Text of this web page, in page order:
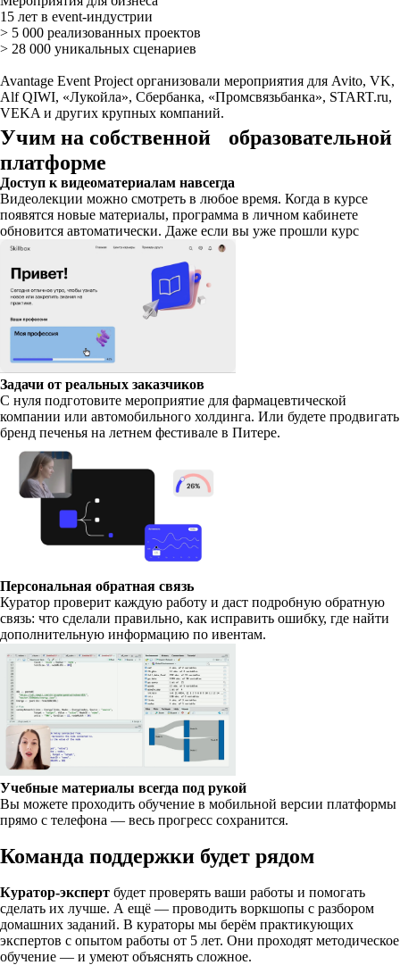
15 лет в event-индустрии
> 5 000 реализованных проектов
> 28 000 уникальных сценариев
Avantage Event Project организовали мероприятия для Avito, VK,
Alf QIWI, «Лукойла», Сбербанка, «Промсвязьбанка», START.ru,
VEKA и других крупных компаний.
Учим на собственной образовательной
платформе
Доступ к видеоматериалам навсегда
Видеолекции можно смотреть в любое время. Когда в курсе
появятся новые материалы, программа в личном кабинете
обновится автоматически. Даже если вы уже прошли курс
Задачи от реальных заказчиков
С нуля подготовите мероприятие для фармацевтической
компании или автомобильного холдинга. Или будете продвигать
бренд печенья на летнем фестивале в Питере.
Персональная обратная связь
Куратор проверит каждую работу и даст подробную обратную
связь: что сделали правильно, как исправить ошибку, где найти
дополнительную информацию по ивентам.
Учебные материалы всегда под рукой
Вы можете проходить обучение в мобильной версии платформы
прямо с телефона — весь прогресс сохранится.
Команда поддержки будет рядом
Куратор-эксперт будет проверять ваши работы и помогать
сделать их лучше. А ещё — проводить воркшопы с разбором
домашних заданий. В кураторы мы берём практикующих
экспертов с опытом работы от 5 лет. Они проходят методическое
обучение — и умеют объяснять сложное.